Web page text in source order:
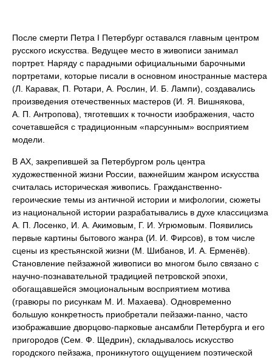
После смерти Петра I Петербург оставался главным центром
русского искусства. Ведущее место в живописи занимал
портрет. Наряду с парадными официальными барочными
портретами, которые писали в основном иностранные мастера
(Л. Каравак, П. Ротари, А. Рослин, И. Б. Лампи), создавались
произведения отечественных мастеров (И. Я. Вишнякова,
А. П. Антропова), тяготевших к точности изображения, часто
сочетавшейся с традиционным «парсунным» восприятием
модели.
В АХ, закрепившей за Петербургом роль центра
художественной жизни России, важнейшим жанром искусства
считалась историческая живопись. Гражданственно-
героические темы из античной истории и мифологии, сюжеты
из национальной истории разрабатывались в духе классицизма
А. П. Лосенко, И. А. Акимовым, Г. И. Угрюмовым. Появились
первые картины бытового жанра (И. И. Фирсов), в том числе
сцены из крестьянской жизни (М. Шибанов, И. А. Ерменёв).
Становление пейзажной живописи во многом было связано с
научно-познавательной традицией петровской эпохи,
обогащавшейся эмоциональным восприятием мотива
(гравюры по рисункам М. И. Махаева). Одновременно
большую конкретность приобретали пейзажи-панно, часто
изображавшие дворцово-парковые ансамбли Петербурга и его
пригородов (Сем. Ф. Щедрин), складывалось искусство
городского пейзажа, проникнутого ощущением поэтической